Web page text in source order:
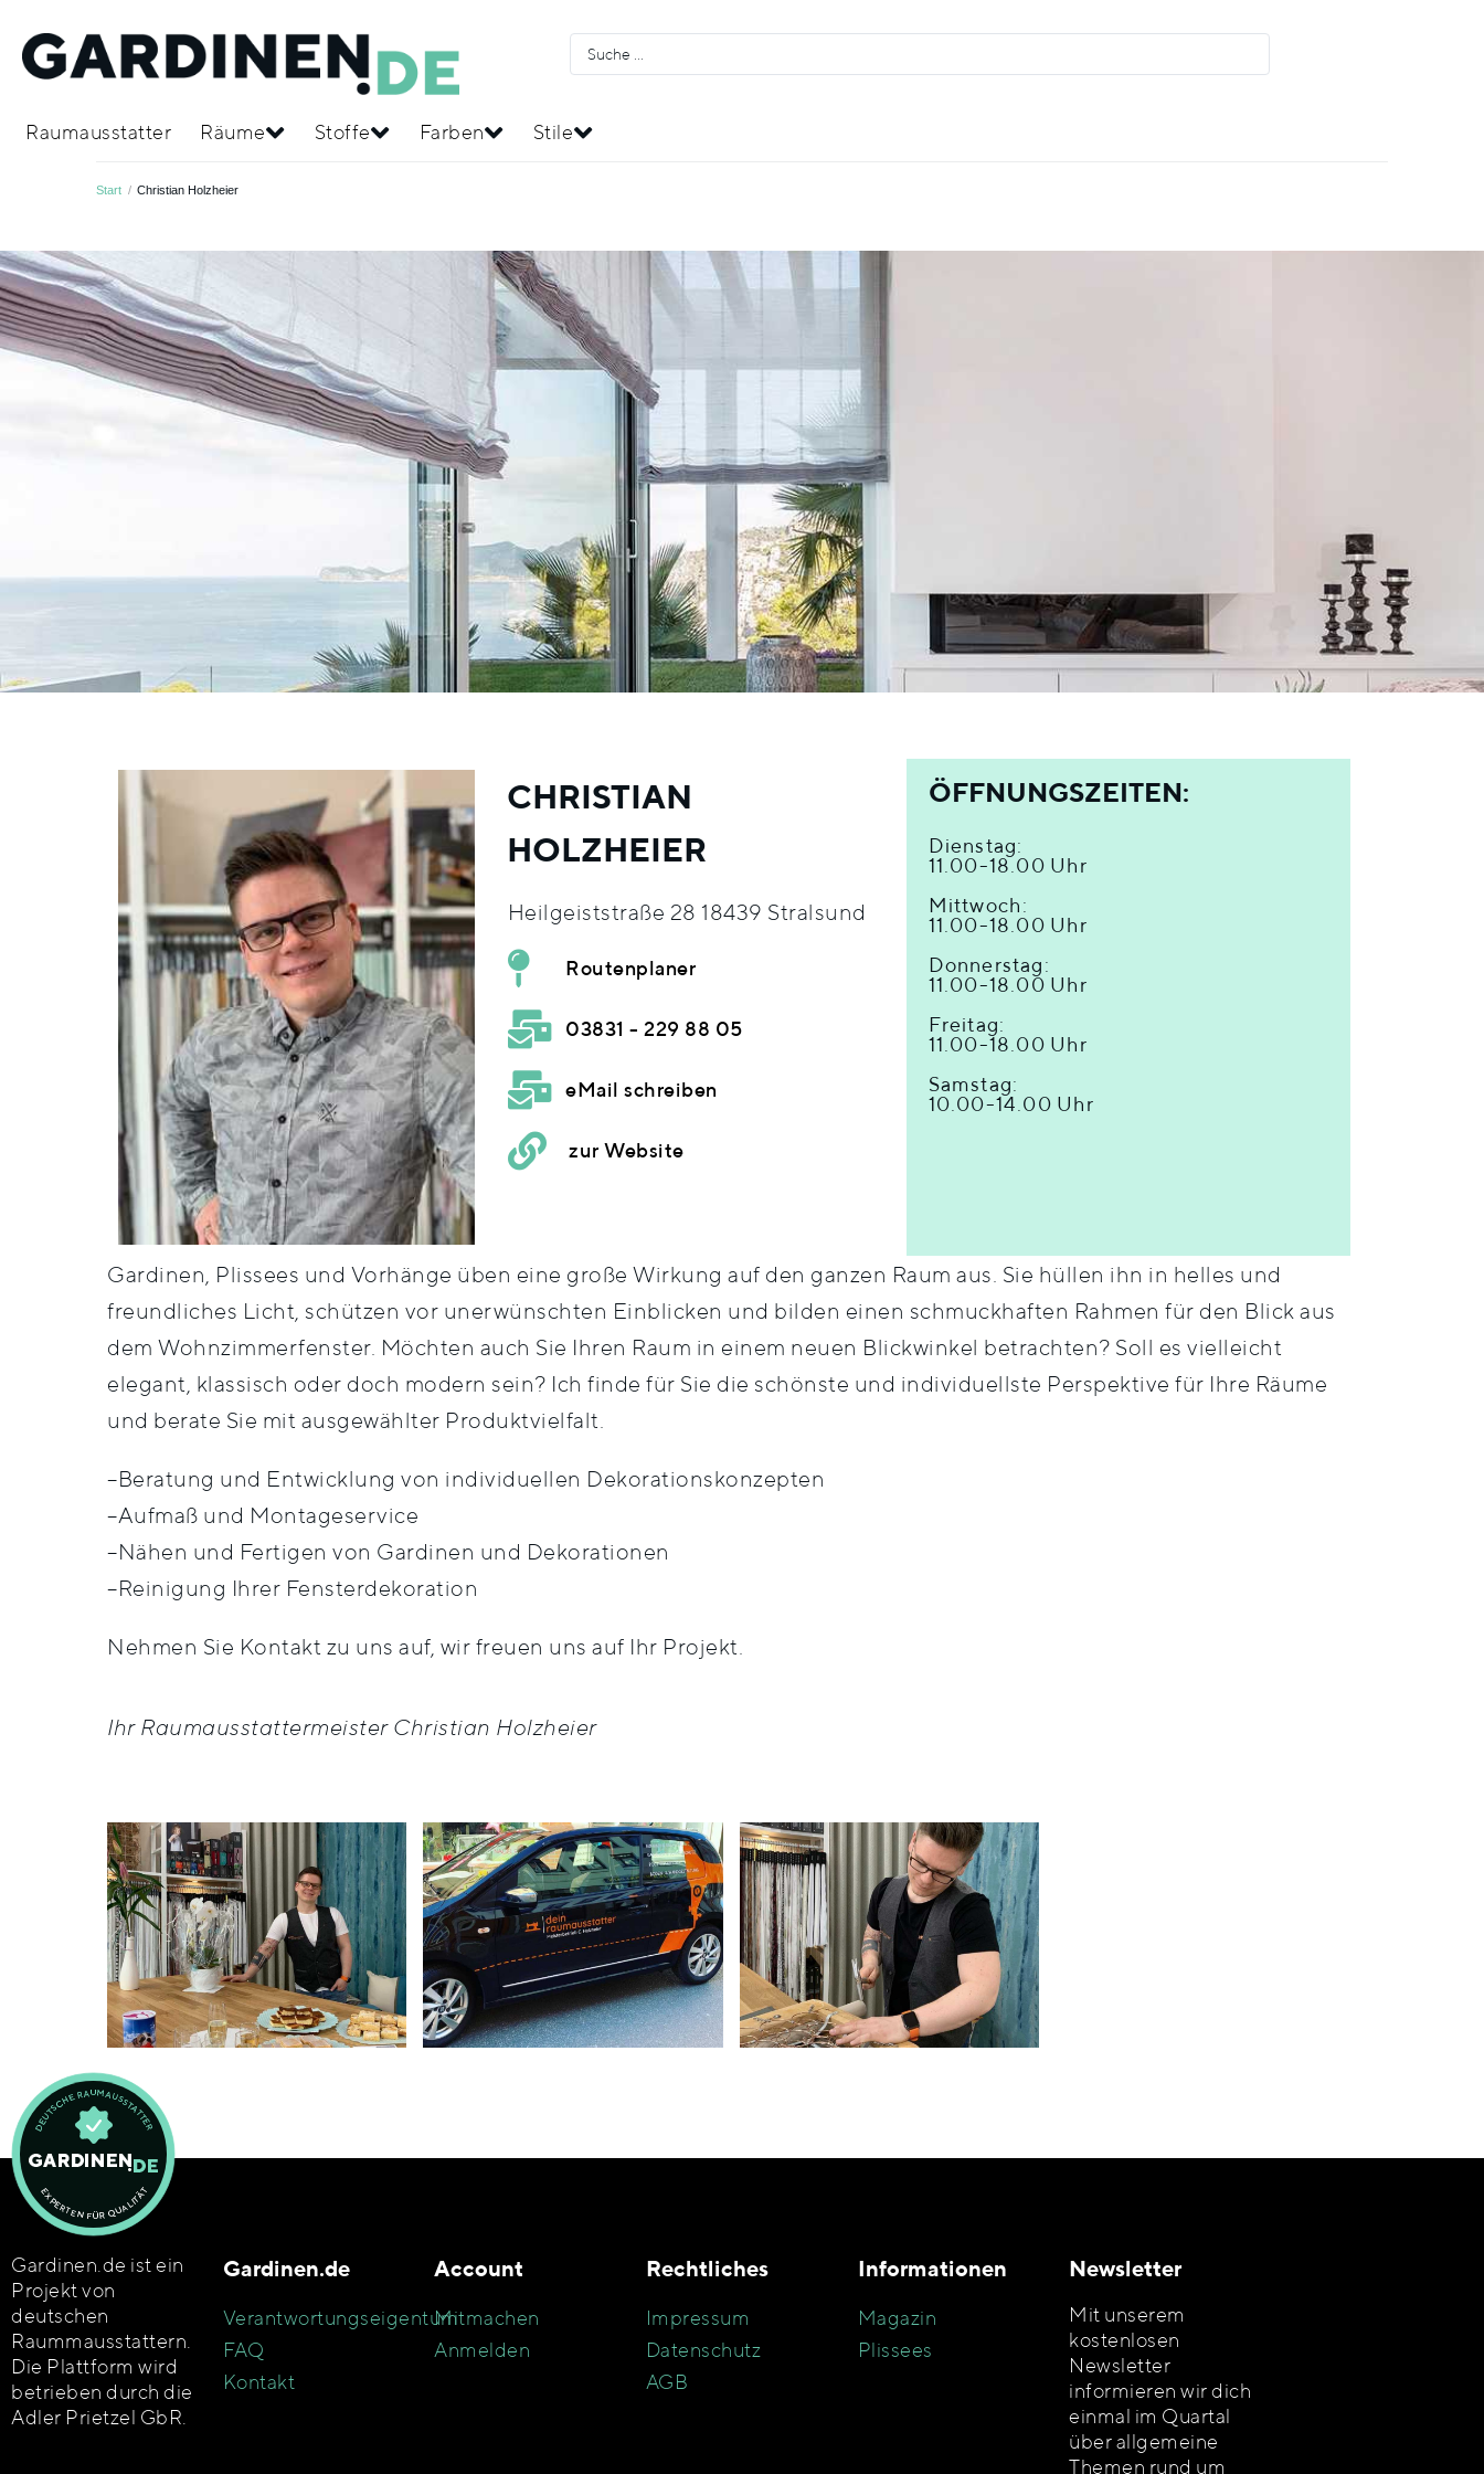
Raumausstatter Räume Stoffe Farben Stile
Start / Christian Holzheier
CHRISTIAN
HOLZHEIER
Heilgeiststraße 28 18439 Stralsund
Routenplaner
03831 - 229 88 05
eMail schreiben
zur Website
ÖFFNUNGSZEITEN:
Dienstag:
11.00-18.00 Uhr
Mittwoch:
11.00-18.00 Uhr
Donnerstag:
11.00-18.00 Uhr
Freitag:
11.00-18.00 Uhr
Samstag:
10.00-14.00 Uhr
Gardinen, Plissees und Vorhänge üben eine große Wirkung auf den ganzen Raum aus. Sie hüllen ihn in helles und
freundliches Licht, schützen vor unerwünschten Einblicken und bilden einen schmuckhaften Rahmen für den Blick aus
dem Wohnzimmerfenster. Möchten auch Sie Ihren Raum in einem neuen Blickwinkel betrachten? Soll es vielleicht
elegant, klassisch oder doch modern sein? Ich finde für Sie die schönste und individuellste Perspektive für Ihre Räume
und berate Sie mit ausgewählter Produktvielfalt.
–Beratung und Entwicklung von individuellen Dekorationskonzepten
–Aufmaß und Montageservice
–Nähen und Fertigen von Gardinen und Dekorationen
–Reinigung Ihrer Fensterdekoration
Nehmen Sie Kontakt zu uns auf, wir freuen uns auf Ihr Projekt.
Ihr Raumausstattermeister Christian Holzheier
Gardinen.de ist ein
Projekt von
deutschen
Raummausstattern.
Die Plattform wird
betrieben durch die
Adler Prietzel GbR.
Gardinen.de
Verantwortungseigentum
FAQ
Kontakt
Account
Mitmachen
Anmelden
Rechtliches
Impressum
Datenschutz
AGB
Informationen
Magazin
Plissees
Newsletter
Mit unserem
kostenlosen
Newsletter
informieren wir dich
einmal im Quartal
über allgemeine
Themen rund um